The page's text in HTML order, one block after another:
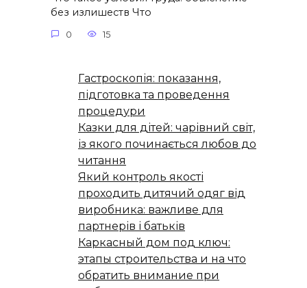
без излишеств Что
0 15
Гастроскопія: показання,
підготовка та проведення
процедури
Казки для дітей: чарівний світ,
із якого починається любов до
читання
Який контроль якості
проходить дитячий одяг від
виробника: важливе для
партнерів і батьків
Каркасный дом под ключ:
этапы строительства и на что
обратить внимание при